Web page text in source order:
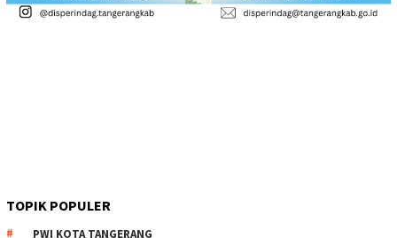
TOPIK POPULER
PWI KOTA TANGERANG